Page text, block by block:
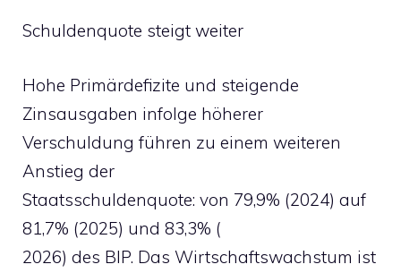
Schuldenquote steigt weiter
Hohe Primärdefizite und steigende
Zinsausgaben infolge höherer
Verschuldung führen zu einem weiteren
Anstieg der
Staatsschuldenquote: von 79,9% (2024) auf
81,7% (2025) und 83,3% (
2026) des BIP. Das Wirtschaftswachstum ist